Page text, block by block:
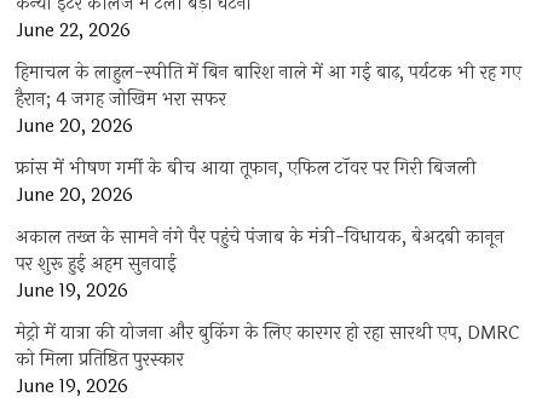
June 22, 2026
हिमाचल के लाहुल-स्पीति में बिन बारिश नाले में आ गई बाढ़, पर्यटक भी रह गए
हैरान; 4 जगह जोखिम भरा सफर
June 20, 2026
फ्रांस में भीषण गर्मी के बीच आया तूफान, एफिल टॉवर पर गिरी बिजली
June 20, 2026
अकाल तख्त के सामने नंगे पैर पहुंचे पंजाब के मंत्री-विधायक, बेअदबी कानून
पर शुरू हुई अहम सुनवाई
June 19, 2026
मेट्रो में यात्रा की योजना और बुकिंग के लिए कारगर हो रहा सारथी एप, DMRC
को मिला प्रतिष्ठित पुरस्कार
June 19, 2026